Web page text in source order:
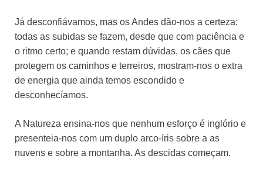
Já desconfiávamos, mas os Andes dão-nos a certeza:
todas as subidas se fazem, desde que com paciência e
o ritmo certo; e quando restam dúvidas, os cães que
protegem os caminhos e terreiros, mostram-nos o extra
de energia que ainda temos escondido e
desconhecíamos.
A Natureza ensina-nos que nenhum esforço é inglório e
presenteia-nos com um duplo arco-íris sobre a as
nuvens e sobre a montanha. As descidas começam.